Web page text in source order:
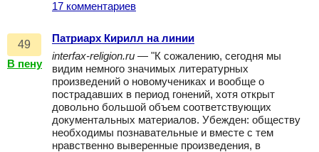
17 комментариев
49
В пену
Патриарх Кирилл на линии
interfax-religion.ru — "К сожалению, сегодня мы
видим немного значимых литературных
произведений о новомучениках и вообще о
пострадавших в период гонений, хотя открыт
довольно большой объем соответствующих
документальных материалов. Убежден: обществу
необходимы познавательные и вместе с тем
нравственно выверенные произведения, в